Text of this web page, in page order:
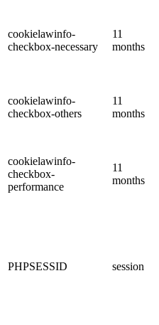
cookielawinfo-
checkbox-necessary
11
months
cookielawinfo-
checkbox-others
11
months
cookielawinfo-
checkbox-
performance
11
months
PHPSESSID session